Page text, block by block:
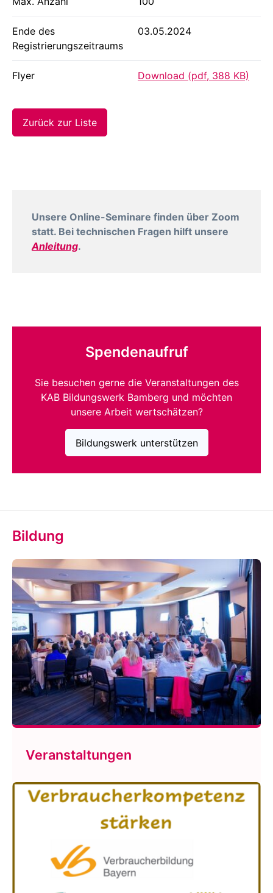
Ende des
Registrierungszeitraums
03.05.2024
Flyer Download (pdf, 388 KB)
Zurück zur Liste
Unsere Online-Seminare finden über Zoom
statt. Bei technischen Fragen hilft unsere
Anleitung.
Spendenaufruf
Sie besuchen gerne die Veranstaltungen des
KAB Bildungswerk Bamberg und möchten
unsere Arbeit wertschätzen?
Bildungswerk unterstützen
Bildung
Veranstaltungen